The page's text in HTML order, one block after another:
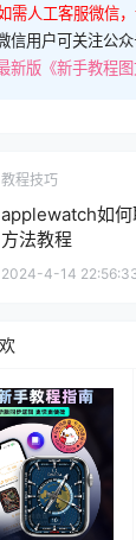
需人工客服微信
信用户可关注公众
新版《新手教程
教程技巧
applewatch如何
方法教程
2024-4-14